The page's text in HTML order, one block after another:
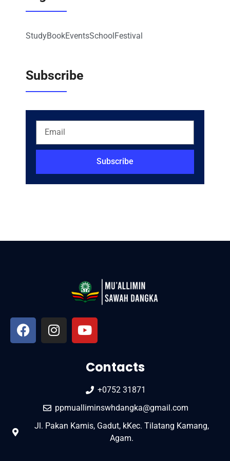
StudyBookEventsSchoolFestival
Subscribe
Subscribe
Contacts
+0752 31871
ppmualliminswhdangka@gmail.com
Jl. Pakan Kamis, Gadut, kKec. Tilatang Kamang,
Agam.